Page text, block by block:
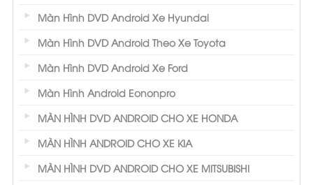
Màn Hình DVD Android Xe Hyundai
Màn Hình DVD Android Theo Xe Toyota
Màn Hình DVD Android Xe Ford
Màn Hình Android Eononpro
MÀN HÌNH DVD ANDROID CHO XE HONDA
MÀN HÌNH ANDROID CHO XE KIA
MÀN HÌNH DVD ANDROID CHO XE MITSUBISHI